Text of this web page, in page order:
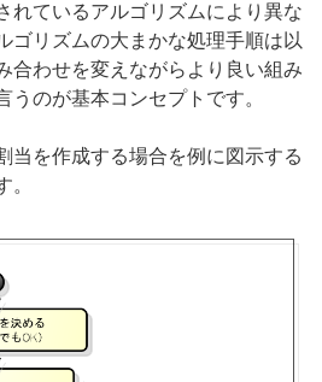
れているアルゴリズムにより異な
ゴリズムの大まかな処理手順は以
合わせを変えながらより良い組み
うのが基本コンセプトです。
当を作成する場合を例に図示する
。